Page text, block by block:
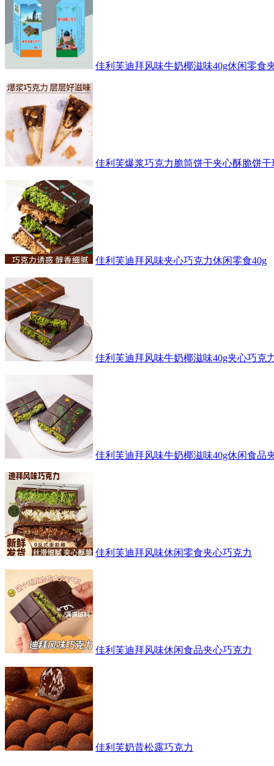
佳利芙迪拜风味牛奶椰滋味40g休闲零食
佳利芙爆浆巧克力脆筒饼干夹心酥脆饼
佳利芙迪拜风味夹心巧克力休闲零食40g
佳利芙迪拜风味牛奶椰滋味40g夹心巧克
佳利芙迪拜风味牛奶椰滋味40g休闲食品
佳利芙迪拜风味休闲零食夹心巧克力
佳利芙迪拜风味休闲食品夹心巧克力
佳利芙奶昔松露巧克力